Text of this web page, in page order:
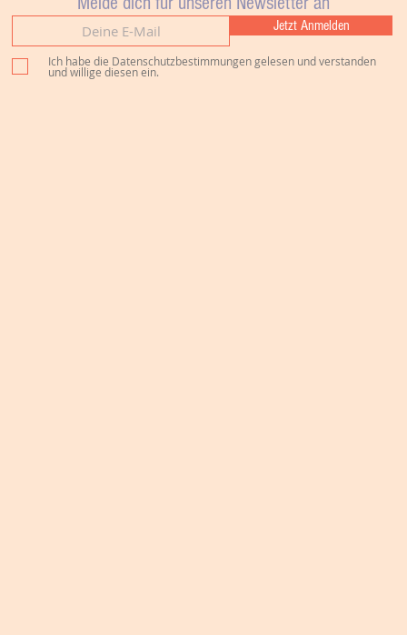
Jetzt Anmelden
Ich habe die Datenschutzbestimmungen gelesen und verstanden
und willige diesen ein.